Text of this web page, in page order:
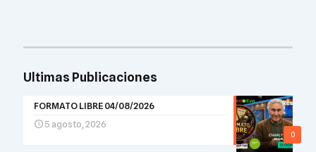
Ultimas Publicaciones
0
FORMATO LIBRE 04/08/2026
5 agosto, 2026